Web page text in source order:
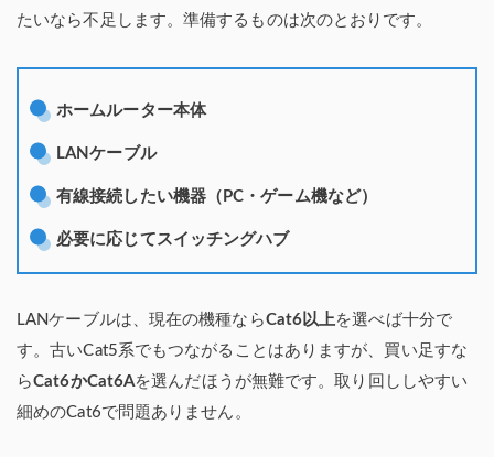
たいなら不足します。準備するものは次のとおりです。
ホームルーター本体
LANケーブル
有線接続したい機器（PC・ゲーム機など）
必要に応じてスイッチングハブ
LANケーブルは、現在の機種ならCat6以上を選べば十分で
す。古いCat5系でもつながることはありますが、買い足すな
らCat6かCat6Aを選んだほうが無難です。取り回ししやすい
細めのCat6で問題ありません。